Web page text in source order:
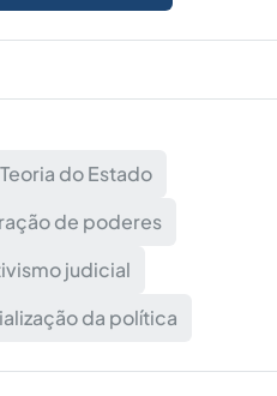
Teoria do Estado
de poderes
judicial
da política